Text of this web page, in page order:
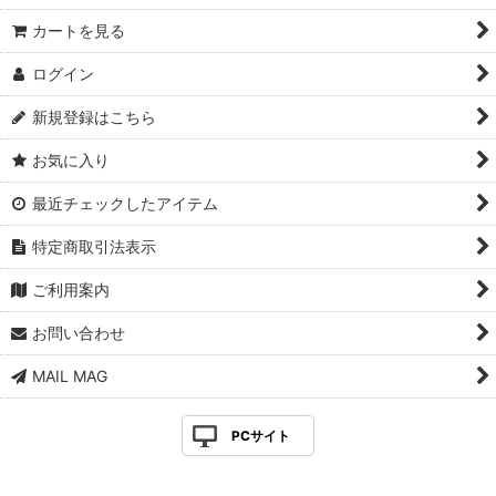
カートを見る
ログイン
新規登録はこちら
お気に入り
最近チェックしたアイテム
特定商取引法表示
ご利用案内
お問い合わせ
MAIL MAG
PCサイト